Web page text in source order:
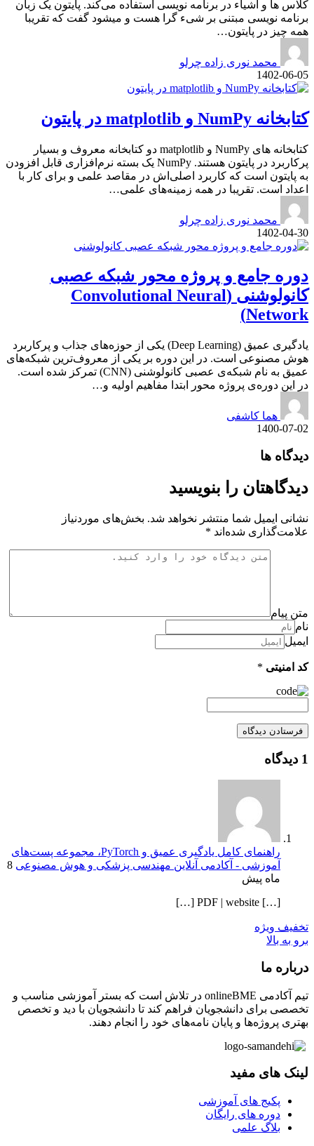
کلاس ها و اشیاء در برنامه نویسی استفاده می‌کند. پایتون یک زبان
برنامه نویسی مبتنی بر شیء گرا هست و میشود گفت که تقریبا
همه چیز در پایتون…
محمد نوری زاده چرلو
1402-06-05
کتابخانه NumPy و matplotlib در پایتون
کتابخانه های NumPy و matplotlib دو کتابخانه معروف و بسیار
پرکاربرد در پایتون هستند. NumPy یک بسته نرم‌افزاری قابل افزودن
به پایتون است که کاربرد اصلی‌اش در مقاصد علمی و برای کار با
اعداد است. تقریبا در همه زمینه‌های علمی…
محمد نوری زاده چرلو
1402-04-30
دوره جامع و پروژه محور شبکه عصبی
کانولوشنی (Convolutional Neural
Network)
یادگیری عمیق (Deep Learning) یکی از حوزه‌های جذاب و پرکاربرد
هوش مصنوعی است. در این دوره بر یکی از معروف‌ترین شبکه‌های
عمیق به نام شبکه‌‌ی عصبی کانولوشنی (CNN) تمرکز شده است.
در این دوره‌ی پروژه محور ابتدا مفاهیم اولیه و…
هما کاشفی
1400-07-02
دیدگاه ها
دیدگاهتان را بنویسید
نشانی ایمیل شما منتشر نخواهد شد. بخش‌های موردنیاز
علامت‌گذاری شده‌اند *
متن پیام
نام
ایمیل
کد امنیتی *
1 دیدگاه
راهنمای کامل یادگیری عمیق و PyTorch، مجموعه پست‌های
آموزشی - آکادمی آنلاین مهندسی پزشکی و هوش مصنوعی 8
ماه پیش
[…] PDF | website […]
تخفیف ویژه
برو به بالا
درباره ما
تیم آکادمی onlineBME در تلاش است که بستر آموزشی مناسب و
تخصصی برای دانشجویان فراهم کند تا دانشجویان با دید و تخصص
بهتری پروژه‌ها و پایان نامه‌های خود را انجام دهند.
لینک های مفید
پکیج های آموزشی
دوره های رایگان
بلاگ علمی